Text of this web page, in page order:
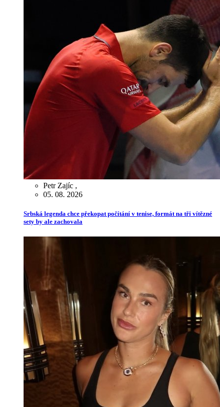
Petr Zajíc ,
05. 08. 2026
Srbská legenda chce překopat počítání v tenise, formát na tři vítězné
sety by ale zachovala